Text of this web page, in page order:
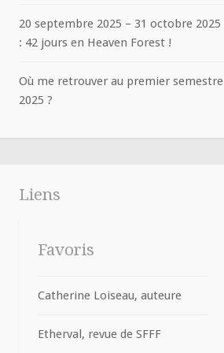
20 septembre 2025 – 31 octobre 2025
: 42 jours en Heaven Forest !
Où me retrouver au premier semestre
2025 ?
Liens
Favoris
Catherine Loiseau, auteure
Etherval, revue de SFFF